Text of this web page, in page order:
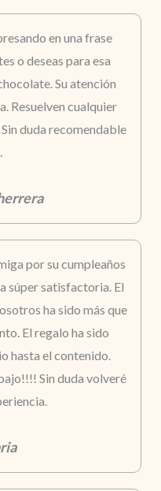
en una frase
o deseas para esa
Su atención
Resuelven cualquier
duda recomendable
por su cumpleaños
súper satisfactoria. El
ha sido más que
El regalo ha sido
hasta el contenido.
Sin duda volveré